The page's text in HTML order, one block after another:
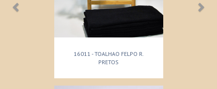
16011 - TOALHAO FELPO R.
PRETOS